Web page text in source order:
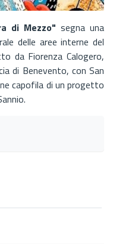
di Mezzo"segna una
delle aree interne del
da Fiorenza Calogero,
di Benevento, con San
capofila di un progetto